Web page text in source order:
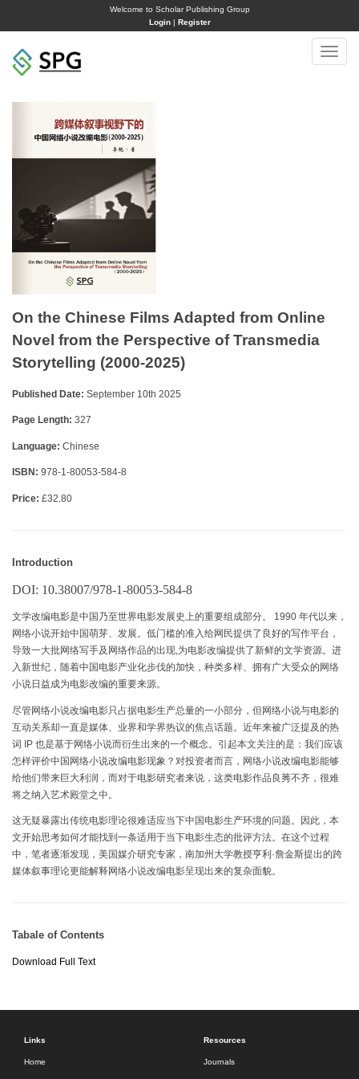
Welcome to Scholar Publishing Group
Login| Register
Toggle
On the Chinese Films Adapted from Online
Novel from the Perspective of Transmedia
Storytelling (2000-2025)
Published Date: September 10th 2025
Page Length: 327
Language: Chinese
ISBN: 978-1-80053-584-8
Price: £32.80
Introduction
DOI: 10.38007/978-1-80053-584-8
文学改编电影是中国乃至世界电影发展史上的重要组成部分。 1990 年代以来，
网络小说开始中国萌芽、发展。低门槛的准入给网民提供了良好的写作平台，
导致一大批网络写手及网络作品的出现,为电影改编提供了新鲜的文学资源。进
入新世纪，随着中国电影产业化步伐的加快，种类多样、拥有广大受众的网络
小说日益成为电影改编的重要来源。
尽管网络小说改编电影只占据电影生产总量的一小部分，但网络小说与电影的
互动关系却一直是媒体、业界和学界热议的焦点话题。近年来被广泛提及的热
词 IP 也是基于网络小说而衍生出来的一个概念。引起本文关注的是：我们应该
怎样评价中国网络小说改编电影现象？对投资者而言，网络小说改编电影能够
给他们带来巨大利润，而对于电影研究者来说，这类电影作品良莠不齐，很难
将之纳入艺术殿堂之中。
这无疑暴露出传统电影理论很难适应当下中国电影生产环境的问题。因此，本
文开始思考如何才能找到一条适用于当下电影生态的批评方法。在这个过程
中，笔者逐渐发现，美国媒介研究专家，南加州大学教授亨利·詹金斯提出的跨
媒体叙事理论更能解释网络小说改编电影呈现出来的复杂面貌。
Tabale of Contents
Download Full Text
Links
Home
Resources
Journals